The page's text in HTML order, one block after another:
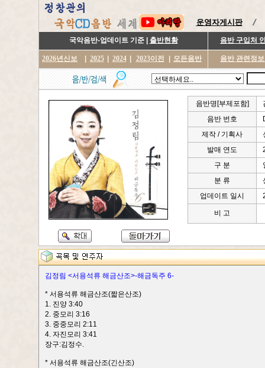
운영자게시판
국악음반-업데이트 기준 | 출반현황 음반 구입처
2026년신보 2025 2024 2023이전 모든음반 음반 관련정
음반명[부제포함]
음반 번호
제작 / 기획사
발매 연도
구 분
분 류
업데이트 일시
비 고
김정림 <서용석류 해금산조>-해금독주 6-
* 서용석류 해금산조(짧은산조)
1. 진양 3:40
2. 중모리 3:16
3. 중중모리 2:11
4. 자진모리 3:41
장구:김정수.
* 서용석류 해금산조(긴산조)